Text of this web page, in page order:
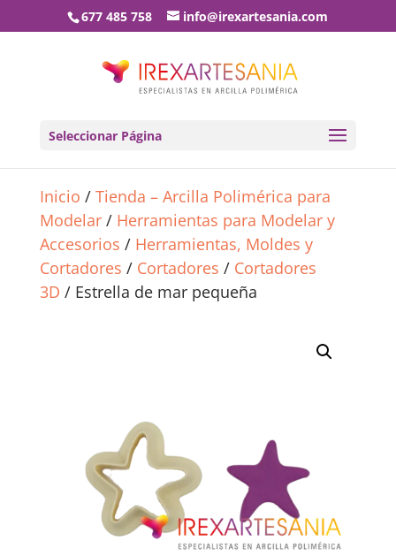
677 485 758 info@irexartesania.com
Seleccionar Página
Inicio / Tienda – Arcilla Polimérica para
Modelar/ Herramientas para Modelar y
Accesorios / Herramientas, Moldes y
Cortadores / Cortadores / Cortadores
3D / Estrella de mar pequeña